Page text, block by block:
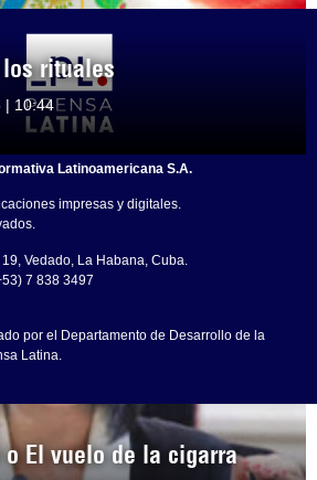
rituales
| 10:44
El vuelo de la cigarra
Latinoamericana S.A.
impresas y digitales.
Vedado, La Habana, Cuba.
7 838 3497
por el Departamento de Desarrollo de la
Latina.